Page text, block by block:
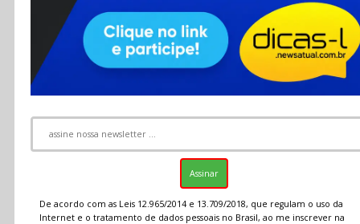
RSS
De acordo com as Leis 12.965/2014 e 13.709/2018, que regulam o uso da
Internet e o tratamento de dados pessoais no Brasil, ao me inscrever na